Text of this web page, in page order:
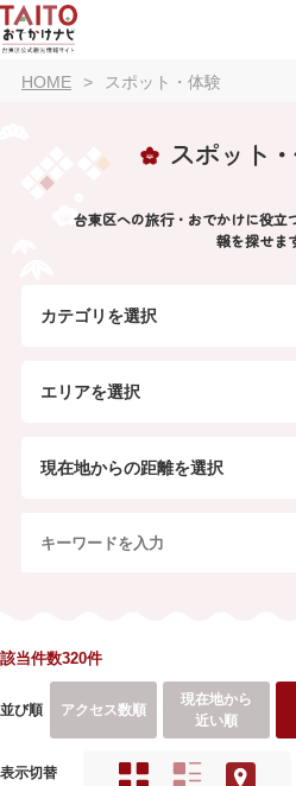
HOME スポット・体験
スポット
台東区への旅行・おでかけに役立
報を探せま
カテゴリを選択
エリアを選択
現在地からの距離を選択
該当件数320件
並び順 アクセス数順
現在地から
近い順
表示切替